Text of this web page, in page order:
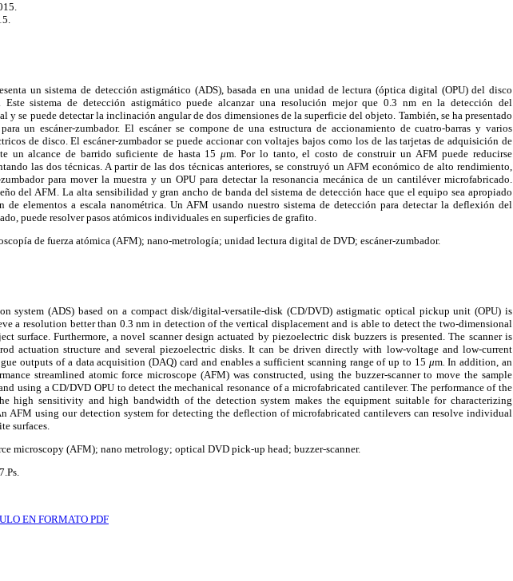
un sistema de detección astigmático (ADS), basada en una unidad de lectura (óptica digital (OPU) del disco
Este sistema de detección astigmático puede alcanzar una resolución mejor que 0.3 nm en la detección del
y se puede detectar la inclinación angular de dos dimensiones de la superficie del objeto. También, se ha presentado
un escáner-zumbador. El escáner se compone de una estructura de accionamiento de cuatro-barras y varios
de disco. El escáner-zumbador se puede accionar con voltajes bajos como los de las tarjetas de adquisición de
un alcance de barrido suficiente de hasta 15 μm. Por lo tanto, el costo de construir un AFM puede reducirse
las dos técnicas. A partir de las dos técnicas anteriores, se construyó un AFM económico de alto rendimiento,
para mover la muestra y un OPU para detectar la resonancia mecánica de un cantiléver microfabricado.
del AFM. La alta sensibilidad y gran ancho de banda del sistema de detección hace que el equipo sea apropiado
de elementos a escala nanométrica. Un AFM usando nuestro sistema de detección para detectar la deflexión del
puede resolver pasos atómicos individuales en superficies de grafito.
de fuerza atómica (AFM); nano-metrología; unidad lectura digital de DVD; escáner-zumbador.
system (ADS) based on a compact disk/digital-versatile-disk (CD/DVD) astigmatic optical pickup unit (OPU) is
a resolution better than 0.3 nm in detection of the vertical displacement and is able to detect the two-dimensional
surface. Furthermore, a novel scanner design actuated by piezoelectric disk buzzers is presented. The scanner is
actuation structure and several piezoelectric disks. It can be driven directly with low-voltage and low-current
outputs of a data acquisition (DAQ) card and enables a sufficient scanning range of up to 15 μm. In addition, an
streamlined atomic force microscope (AFM) was constructed, using the buzzer-scanner to move the sample
using a CD/DVD OPU to detect the mechanical resonance of a microfabricated cantilever. The performance of the
high sensitivity and high bandwidth of the detection system makes the equipment suitable for characterizing
AFM using our detection system for detecting the deflection of microfabricated cantilevers can resolve individual
surfaces.
microscopy (AFM); nano metrology; optical DVD pick-up head; buzzer-scanner.
EN FORMATO PDF